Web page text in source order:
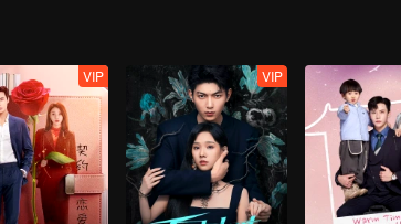
VIP VIP